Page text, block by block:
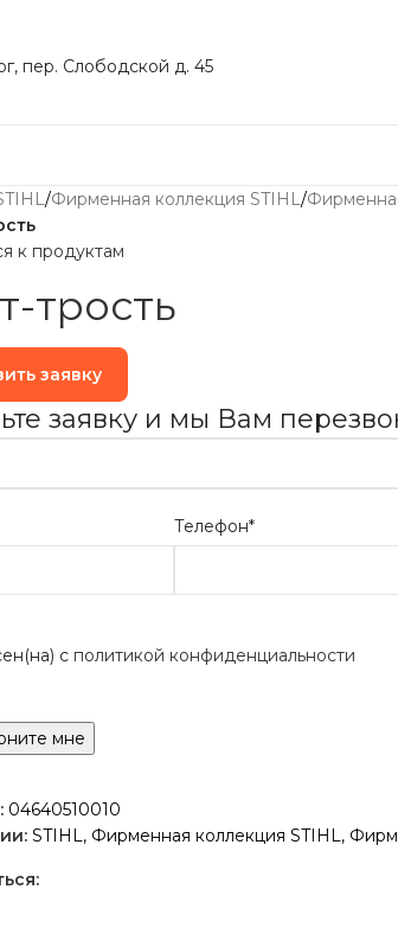
пер. Слободской д. 45
/Фирменная коллекция STIHL/
к продуктам
трость
заявку
заявку и мы Вам
Телефон*
с политикой конфиденциальности
04640510010
STIHL, Фирменная коллекция STIHL,